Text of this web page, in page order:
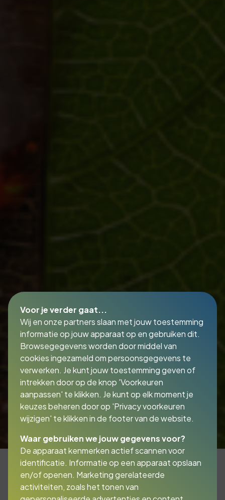
Mmilieuschade ontstaat
Voor je verder gaat...
Wij en onze partners slaan met jouw toestemming
informatie op jouw apparaat op en gebruiken dit.
Browsegegevens worden door middel van
cookies ingezameld om persoonsgegevens te
verwerken. Je kunt jouw toestemming geven of
intrekken door op de knop 'Voorkeuren
aanpassen' te klikken. Je kunt op elk moment je
keuzes beheren door op 'Privacy voorkeuren
wijzigen' te klikken in de footer van de website.
Waar gebruiken we jouw gegevens voor?
De apparaat kenmerken actief scannen voor
identificatie. Informatie op een apparaat opslaan
en/of openen. Marketing gerelateerde
activiteiten, zoals het tonen van